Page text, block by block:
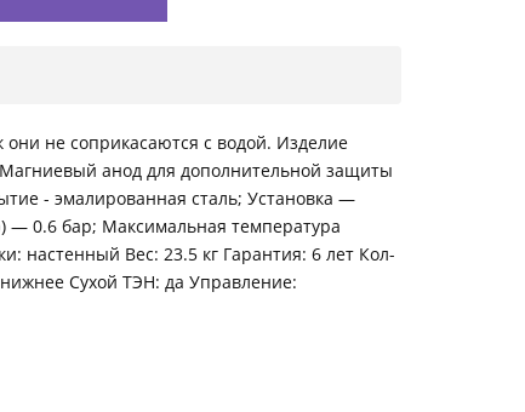
не соприкасаются с водой. Изделие
анод для дополнительной защиты
- эмалированная сталь; Установка —
0.6 бар; Максимальная температура
настенный Вес: 23.5 кг Гарантия: 6 лет Кол-
Сухой ТЭН: да Управление: